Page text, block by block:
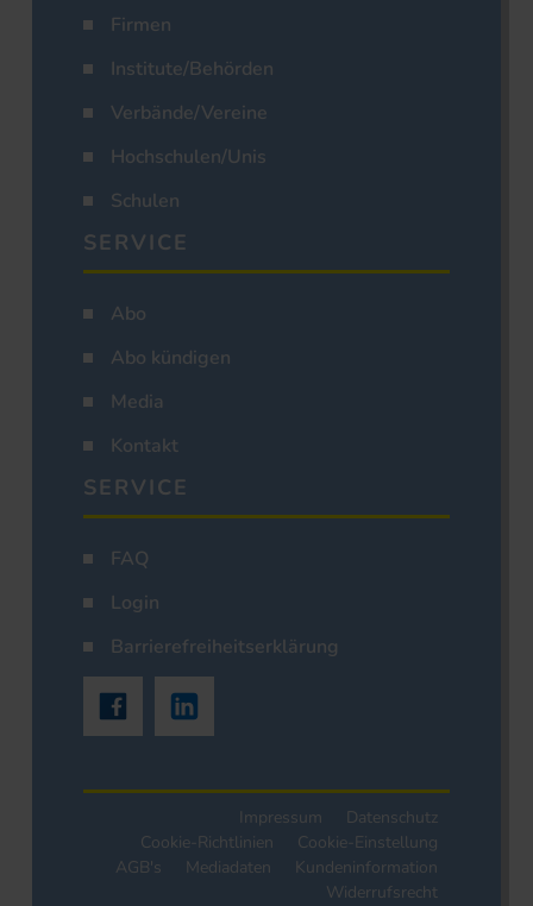
Firmen
Institute/Behörden
Verbände/Vereine
Hochschulen/Unis
Schulen
SERVICE
Abo
Abo kündigen
Media
Kontakt
SERVICE
FAQ
Login
Barrierefreiheitserklärung
Impressum
Datenschutz
Cookie-Richtlinien
Cookie-Einstellung
AGB's
Mediadaten
Kundeninformation
Widerrufsrecht